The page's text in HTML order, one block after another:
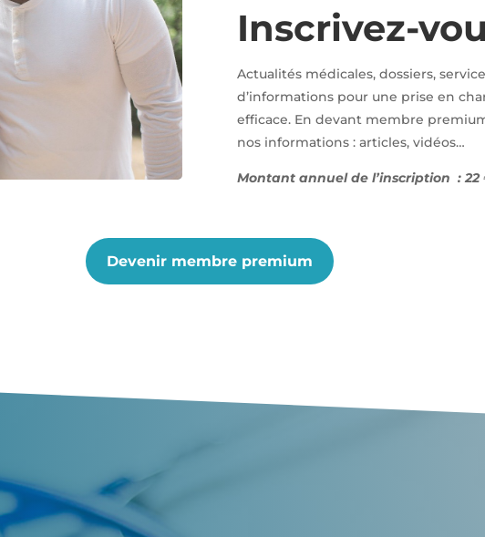
Inscrivez-
Actualités médicales, dossiers,
d’informations pour une prise en
efficace. En devant membre
nos informations : articles, vidéos…
Montant annuel de l’inscription : 22
Devenir membre premium